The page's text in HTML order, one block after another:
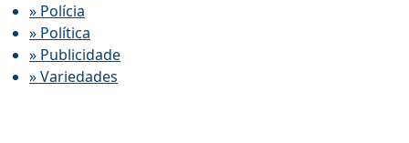
» Polícia
» Política
» Publicidade
» Variedades